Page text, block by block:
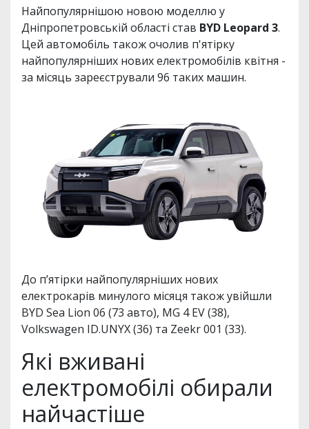
Найпопулярнішою новою моделлю у
Дніпропетровській області став BYD Leopard 3.
Цей автомобіль також очолив п'ятірку
найпопулярніших нових електромобілів квітня -
за місяць зареєстрували 96 таких машин.
До п’ятірки найпопулярніших нових
електрокарів минулого місяця також увійшли
BYD Sea Lion 06 (73 авто), MG 4 EV (38),
Volkswagen ID.UNYX (36) та Zeekr 001 (33).
Які вживані
електромобілі обирали
найчастіше